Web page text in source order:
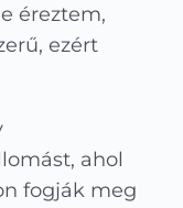
éreztem,
ezért
ahol
fogják meg